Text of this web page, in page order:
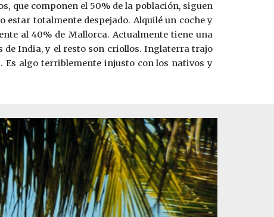
que componen el 50% de la población, siguen
estar totalmente despejado. Alquilé un coche y
al 40% de Mallorca. Actualmente tiene una
de India, y el resto son criollos. Inglaterra trajo
Es algo terriblemente injusto con los nativos y